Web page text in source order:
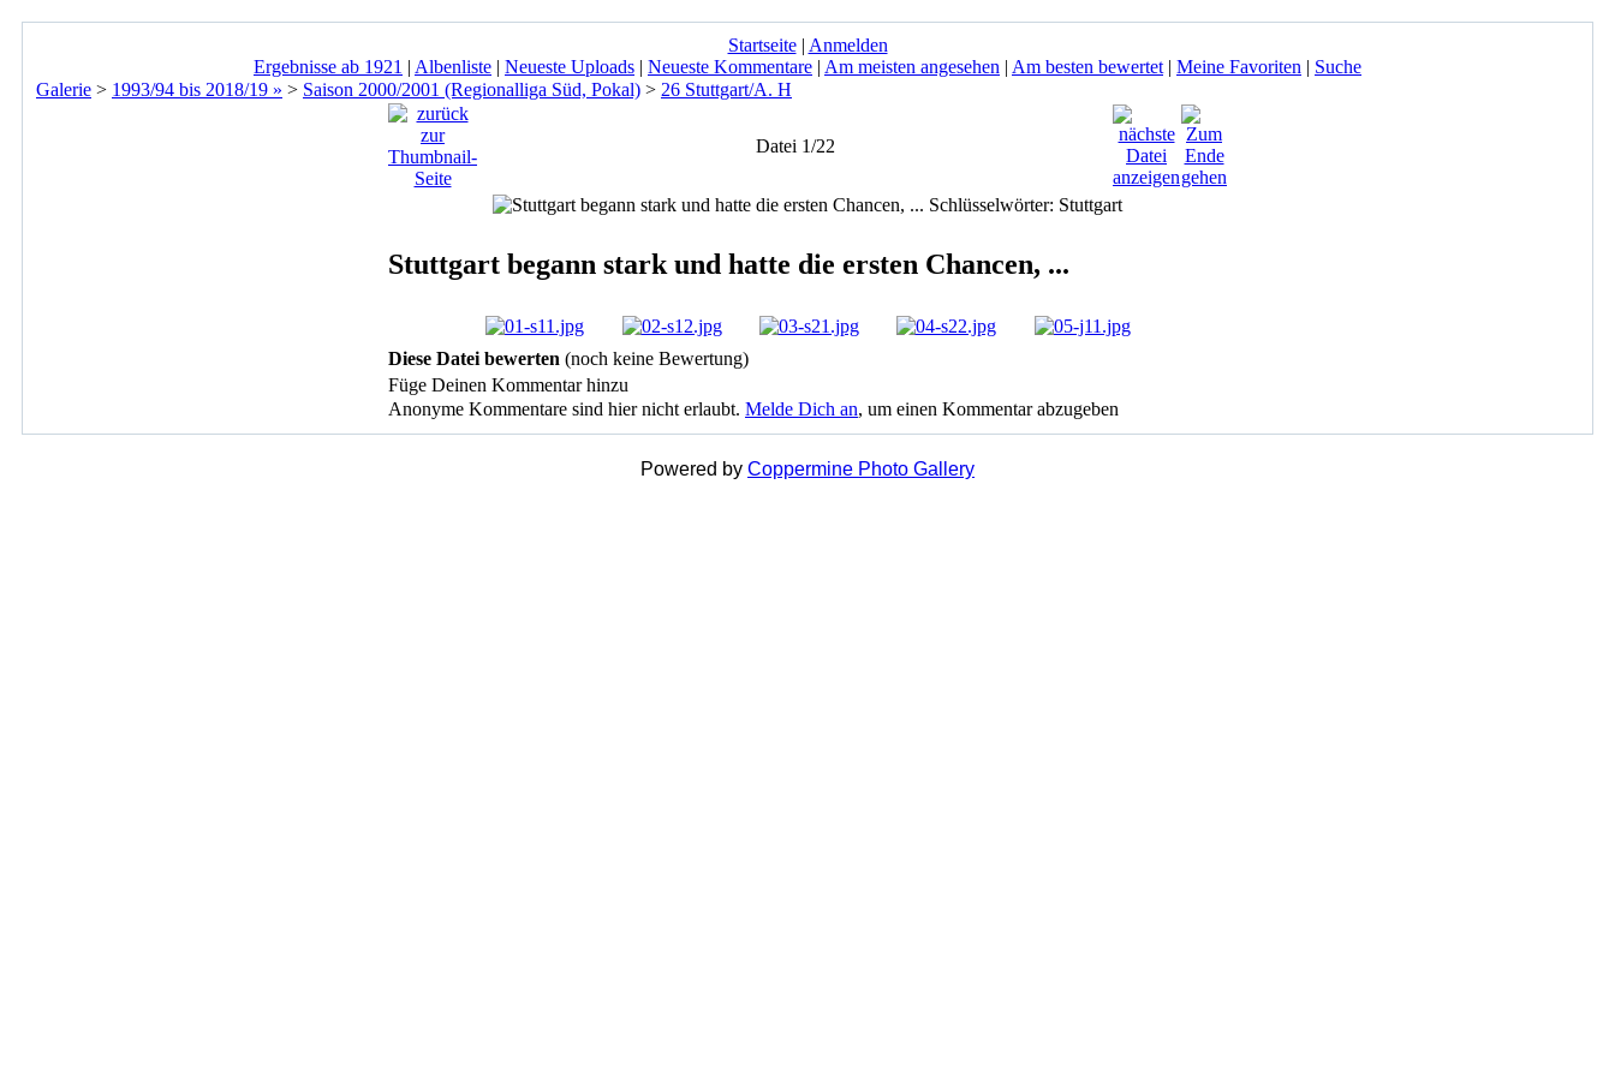
Startseite| Anmelden
Ergebnisse ab 1921 | Albenliste | Neueste Uploads | Neueste Kommentare | Am meisten angesehen | Am besten bewertet | Meine Favoriten | Suche
Galerie > 1993/94 bis 2018/19 » > Saison 2000/2001 (Regionalliga Süd, Pokal) > 26 Stuttgart/A. H
Datei 1/22
Stuttgart begann stark und hatte die ersten Chancen, ...
Diese Datei bewerten (noch keine Bewertung)
Füge Deinen Kommentar hinzu
Anonyme Kommentare sind hier nicht erlaubt. Melde Dich an, um einen Kommentar abzugeben
Powered by Coppermine Photo Gallery